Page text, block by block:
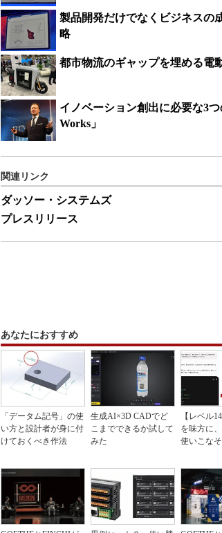
製品開発だけでなくビジネスの
略
都市物流のギャップを埋める電
イノベーション創出に必要な3
Works」
関連リンク
ダッソー・システムズ
プレスリリース
あなたにおすすめ
「データム記号」の使
い方と設計者が身に付
けておくべき作法
生成AI×3D CADでど
こまでできるか試して
みた
【レベル
を味方に
使いこなそ